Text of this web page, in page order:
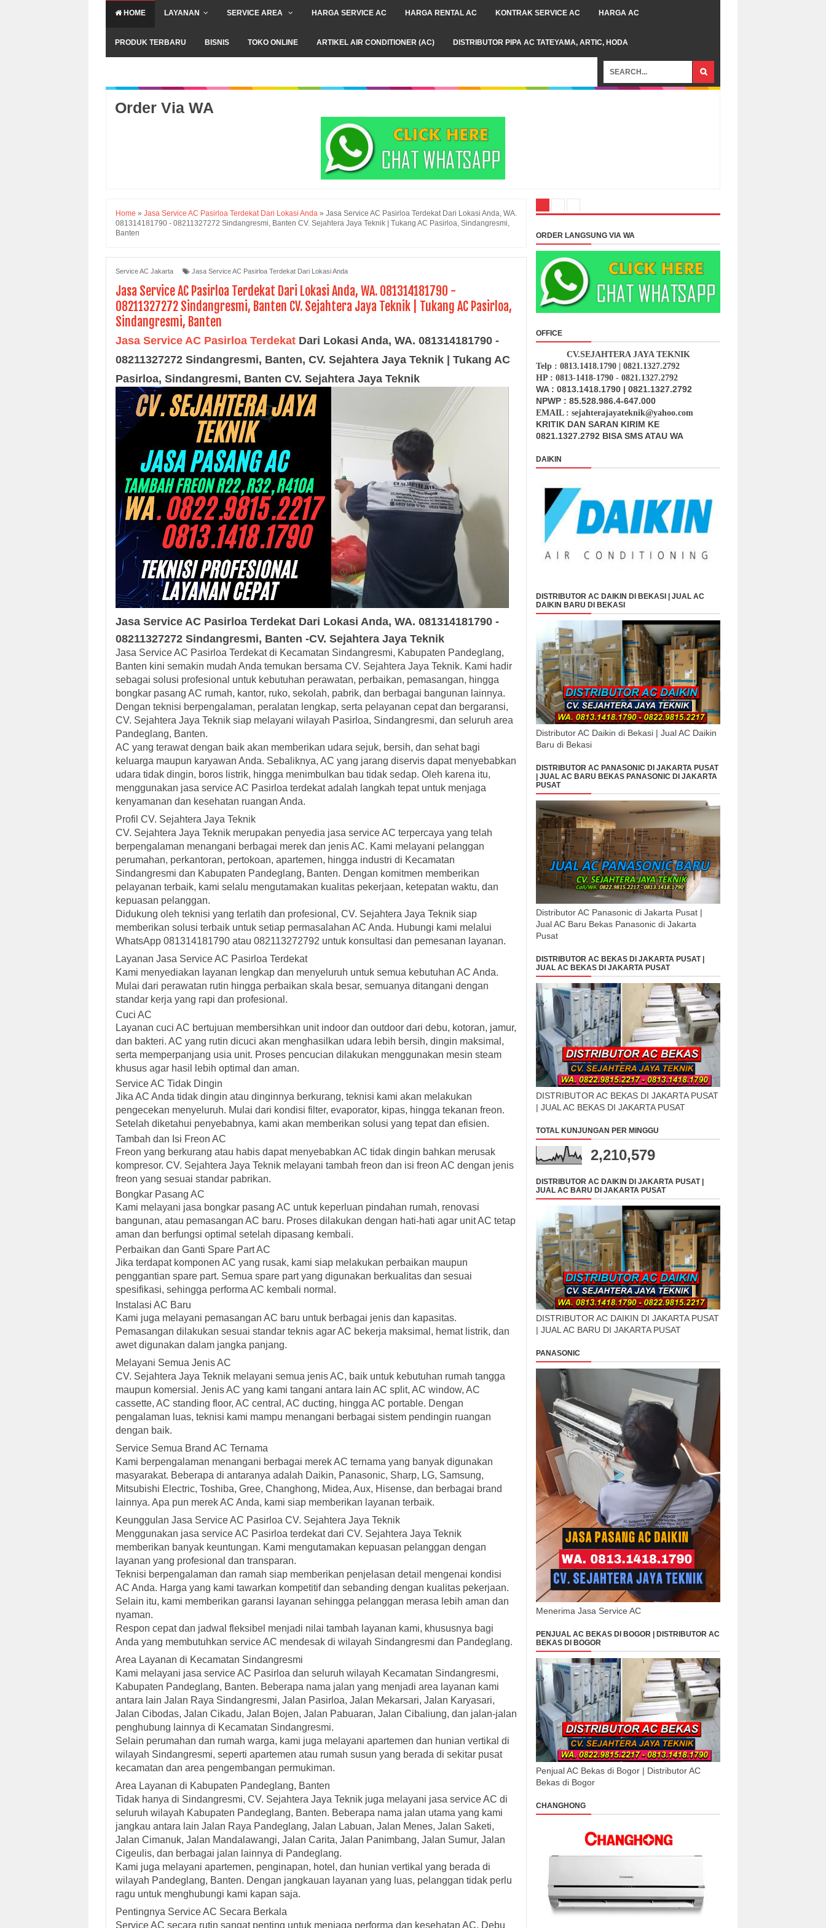
HOME LAYANAN SERVICE AREA HARGA SERVICE AC HARGA RENTAL AC KONTRAK SERVICE AC HARGA AC
PRODUK TERBARU BISNIS TOKO ONLINE ARTIKEL AIR CONDITIONER (AC) DISTRIBUTOR PIPA AC TATEYAMA, ARTIC, HODA
Order Via WA
Home » Jasa Service AC Pasirloa Terdekat Dari Lokasi Anda » Jasa Service AC Pasirloa Terdekat Dari Lokasi Anda, WA.
081314181790 - 08211327272 Sindangresmi, Banten CV. Sejahtera Jaya Teknik | Tukang AC Pasirloa, Sindangresmi,
Banten
Service AC Jakarta Jasa Service AC Pasirloa Terdekat Dari Lokasi Anda
Jasa Service AC Pasirloa Terdekat Dari Lokasi Anda, WA. 081314181790 -
08211327272 Sindangresmi, Banten CV. Sejahtera Jaya Teknik | Tukang AC Pasirloa,
Sindangresmi, Banten
Jasa Service AC Pasirloa Terdekat Dari Lokasi Anda, WA. 081314181790 -
08211327272 Sindangresmi, Banten, CV. Sejahtera Jaya Teknik | Tukang AC
Pasirloa, Sindangresmi, Banten CV. Sejahtera Jaya Teknik
Jasa Service AC Pasirloa Terdekat Dari Lokasi Anda, WA. 081314181790 -
08211327272 Sindangresmi, Banten -CV. Sejahtera Jaya Teknik
Jasa Service AC Pasirloa Terdekat di Kecamatan Sindangresmi, Kabupaten Pandeglang,
Banten kini semakin mudah Anda temukan bersama CV. Sejahtera Jaya Teknik. Kami hadir
sebagai solusi profesional untuk kebutuhan perawatan, perbaikan, pemasangan, hingga
bongkar pasang AC rumah, kantor, ruko, sekolah, pabrik, dan berbagai bangunan lainnya.
Dengan teknisi berpengalaman, peralatan lengkap, serta pelayanan cepat dan bergaransi,
CV. Sejahtera Jaya Teknik siap melayani wilayah Pasirloa, Sindangresmi, dan seluruh area
Pandeglang, Banten.
AC yang terawat dengan baik akan memberikan udara sejuk, bersih, dan sehat bagi
keluarga maupun karyawan Anda. Sebaliknya, AC yang jarang diservis dapat menyebabkan
udara tidak dingin, boros listrik, hingga menimbulkan bau tidak sedap. Oleh karena itu,
menggunakan jasa service AC Pasirloa terdekat adalah langkah tepat untuk menjaga
kenyamanan dan kesehatan ruangan Anda.
Profil CV. Sejahtera Jaya Teknik
CV. Sejahtera Jaya Teknik merupakan penyedia jasa service AC terpercaya yang telah
berpengalaman menangani berbagai merek dan jenis AC. Kami melayani pelanggan
perumahan, perkantoran, pertokoan, apartemen, hingga industri di Kecamatan
Sindangresmi dan Kabupaten Pandeglang, Banten. Dengan komitmen memberikan
pelayanan terbaik, kami selalu mengutamakan kualitas pekerjaan, ketepatan waktu, dan
kepuasan pelanggan.
Didukung oleh teknisi yang terlatih dan profesional, CV. Sejahtera Jaya Teknik siap
memberikan solusi terbaik untuk setiap permasalahan AC Anda. Hubungi kami melalui
WhatsApp 081314181790 atau 082113272792 untuk konsultasi dan pemesanan layanan.
Layanan Jasa Service AC Pasirloa Terdekat
Kami menyediakan layanan lengkap dan menyeluruh untuk semua kebutuhan AC Anda.
Mulai dari perawatan rutin hingga perbaikan skala besar, semuanya ditangani dengan
standar kerja yang rapi dan profesional.
Cuci AC
Layanan cuci AC bertujuan membersihkan unit indoor dan outdoor dari debu, kotoran, jamur,
dan bakteri. AC yang rutin dicuci akan menghasilkan udara lebih bersih, dingin maksimal,
serta memperpanjang usia unit. Proses pencucian dilakukan menggunakan mesin steam
khusus agar hasil lebih optimal dan aman.
Service AC Tidak Dingin
Jika AC Anda tidak dingin atau dinginnya berkurang, teknisi kami akan melakukan
pengecekan menyeluruh. Mulai dari kondisi filter, evaporator, kipas, hingga tekanan freon.
Setelah diketahui penyebabnya, kami akan memberikan solusi yang tepat dan efisien.
Tambah dan Isi Freon AC
Freon yang berkurang atau habis dapat menyebabkan AC tidak dingin bahkan merusak
kompresor. CV. Sejahtera Jaya Teknik melayani tambah freon dan isi freon AC dengan jenis
freon yang sesuai standar pabrikan.
Bongkar Pasang AC
Kami melayani jasa bongkar pasang AC untuk keperluan pindahan rumah, renovasi
bangunan, atau pemasangan AC baru. Proses dilakukan dengan hati-hati agar unit AC tetap
aman dan berfungsi optimal setelah dipasang kembali.
Perbaikan dan Ganti Spare Part AC
Jika terdapat komponen AC yang rusak, kami siap melakukan perbaikan maupun
penggantian spare part. Semua spare part yang digunakan berkualitas dan sesuai
spesifikasi, sehingga performa AC kembali normal.
Instalasi AC Baru
Kami juga melayani pemasangan AC baru untuk berbagai jenis dan kapasitas.
Pemasangan dilakukan sesuai standar teknis agar AC bekerja maksimal, hemat listrik, dan
awet digunakan dalam jangka panjang.
Melayani Semua Jenis AC
CV. Sejahtera Jaya Teknik melayani semua jenis AC, baik untuk kebutuhan rumah tangga
maupun komersial. Jenis AC yang kami tangani antara lain AC split, AC window, AC
cassette, AC standing floor, AC central, AC ducting, hingga AC portable. Dengan
pengalaman luas, teknisi kami mampu menangani berbagai sistem pendingin ruangan
dengan baik.
Service Semua Brand AC Ternama
Kami berpengalaman menangani berbagai merek AC ternama yang banyak digunakan
masyarakat. Beberapa di antaranya adalah Daikin, Panasonic, Sharp, LG, Samsung,
Mitsubishi Electric, Toshiba, Gree, Changhong, Midea, Aux, Hisense, dan berbagai brand
lainnya. Apa pun merek AC Anda, kami siap memberikan layanan terbaik.
Keunggulan Jasa Service AC Pasirloa CV. Sejahtera Jaya Teknik
Menggunakan jasa service AC Pasirloa terdekat dari CV. Sejahtera Jaya Teknik
memberikan banyak keuntungan. Kami mengutamakan kepuasan pelanggan dengan
layanan yang profesional dan transparan.
Teknisi berpengalaman dan ramah siap memberikan penjelasan detail mengenai kondisi
AC Anda. Harga yang kami tawarkan kompetitif dan sebanding dengan kualitas pekerjaan.
Selain itu, kami memberikan garansi layanan sehingga pelanggan merasa lebih aman dan
nyaman.
Respon cepat dan jadwal fleksibel menjadi nilai tambah layanan kami, khususnya bagi
Anda yang membutuhkan service AC mendesak di wilayah Sindangresmi dan Pandeglang.
Area Layanan di Kecamatan Sindangresmi
Kami melayani jasa service AC Pasirloa dan seluruh wilayah Kecamatan Sindangresmi,
Kabupaten Pandeglang, Banten. Beberapa nama jalan yang menjadi area layanan kami
antara lain Jalan Raya Sindangresmi, Jalan Pasirloa, Jalan Mekarsari, Jalan Karyasari,
Jalan Cibodas, Jalan Cikadu, Jalan Bojen, Jalan Pabuaran, Jalan Cibaliung, dan jalan-jalan
penghubung lainnya di Kecamatan Sindangresmi.
Selain perumahan dan rumah warga, kami juga melayani apartemen dan hunian vertikal di
wilayah Sindangresmi, seperti apartemen atau rumah susun yang berada di sekitar pusat
kecamatan dan area pengembangan permukiman.
Area Layanan di Kabupaten Pandeglang, Banten
Tidak hanya di Sindangresmi, CV. Sejahtera Jaya Teknik juga melayani jasa service AC di
seluruh wilayah Kabupaten Pandeglang, Banten. Beberapa nama jalan utama yang kami
jangkau antara lain Jalan Raya Pandeglang, Jalan Labuan, Jalan Menes, Jalan Saketi,
Jalan Cimanuk, Jalan Mandalawangi, Jalan Carita, Jalan Panimbang, Jalan Sumur, Jalan
Cigeulis, dan berbagai jalan lainnya di Pandeglang.
Kami juga melayani apartemen, penginapan, hotel, dan hunian vertikal yang berada di
wilayah Pandeglang, Banten. Dengan jangkauan layanan yang luas, pelanggan tidak perlu
ragu untuk menghubungi kami kapan saja.
Pentingnya Service AC Secara Berkala
Service AC secara rutin sangat penting untuk menjaga performa dan kesehatan AC. Debu
ORDER LANGSUNG VIA WA
OFFICE
CV.SEJAHTERA JAYA TEKNIK
Telp : 0813.1418.1790 | 0821.1327.2792
HP : 0813-1418-1790 - 0821.1327.2792
WA : 0813.1418.1790 | 0821.1327.2792
NPWP : 85.528.986.4-647.000
EMAIL : sejahterajayateknik@yahoo.com
KRITIK DAN SARAN KIRIM KE
0821.1327.2792 BISA SMS ATAU WA
DAIKIN
DISTRIBUTOR AC DAIKIN DI BEKASI | JUAL AC
DAIKIN BARU DI BEKASI
Distributor AC Daikin di Bekasi | Jual AC Daikin
Baru di Bekasi
DISTRIBUTOR AC PANASONIC DI JAKARTA PUSAT
| JUAL AC BARU BEKAS PANASONIC DI JAKARTA
PUSAT
Distributor AC Panasonic di Jakarta Pusat |
Jual AC Baru Bekas Panasonic di Jakarta
Pusat
DISTRIBUTOR AC BEKAS DI JAKARTA PUSAT |
JUAL AC BEKAS DI JAKARTA PUSAT
DISTRIBUTOR AC BEKAS DI JAKARTA PUSAT
| JUAL AC BEKAS DI JAKARTA PUSAT
TOTAL KUNJUNGAN PER MINGGU
2,210,579
DISTRIBUTOR AC DAIKIN DI JAKARTA PUSAT |
JUAL AC BARU DI JAKARTA PUSAT
DISTRIBUTOR AC DAIKIN DI JAKARTA PUSAT
| JUAL AC BARU DI JAKARTA PUSAT
PANASONIC
Menerima Jasa Service AC
PENJUAL AC BEKAS DI BOGOR | DISTRIBUTOR AC
BEKAS DI BOGOR
Penjual AC Bekas di Bogor | Distributor AC
Bekas di Bogor
CHANGHONG